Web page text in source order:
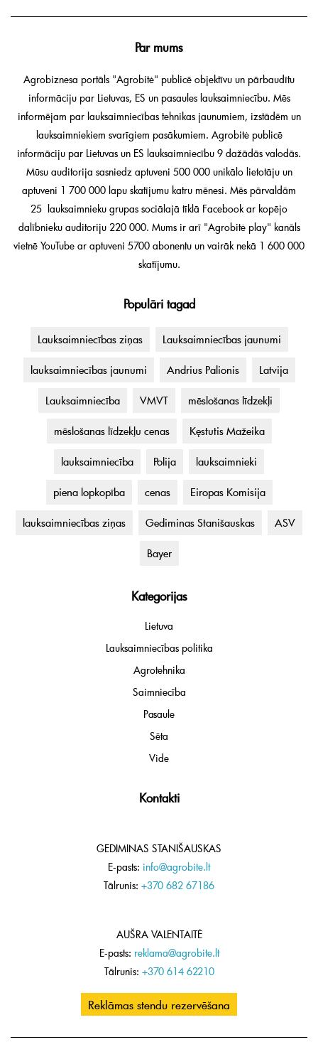
Par mums
Agrobiznesa portāls "Agrobitė" publicē objektīvu un pārbaudītu
informāciju par Lietuvas, ES un pasaules lauksaimniecību. Mēs
informējam par lauksaimniecības tehnikas jaunumiem, izstādēm un
lauksaimniekiem svarīgiem pasākumiem. Agrobitė publicē
informāciju par Lietuvas un ES lauksaimniecību 9 dažādās valodās.
Mūsu auditorija sasniedz aptuveni 500 000 unikālo lietotāju un
aptuveni 1 700 000 lapu skatījumu katru mēnesi. Mēs pārvaldām
25 lauksaimnieku grupas sociālajā tīklā Facebook ar kopējo
dalībnieku auditoriju 220 000. Mums ir arī "Agrobitė play" kanāls
vietnē YouTube ar aptuveni 5700 abonentu un vairāk nekā 1 600 000
skatījumu.
Populāri tagad
Lauksaimniecības ziņas Lauksaimniecības jaunumi
lauksaimniecības jaunumi Andrius Palionis Latvija
Lauksaimniecība VMVT mēslošanas līdzekļi
mēslošanas līdzekļu cenas Kęstutis Mažeika
lauksaimniecība Polija lauksaimnieki
piena lopkopība cenas Eiropas Komisija
lauksaimniecības ziņas Gediminas Stanišauskas ASV
Bayer
Kategorijas
Lietuva
Lauksaimniecības politika
Agrotehnika
Saimniecība
Pasaule
Sēta
Vide
Kontakti
GEDIMINAS STANIŠAUSKAS
E-pasts: info@agrobite.lt
Tālrunis: +370 682 67186
AUŠRA VALENTAITĖ
E-pasts: reklama@agrobite.lt
Tālrunis: +370 614 62210
Reklāmas stendu rezervēšana